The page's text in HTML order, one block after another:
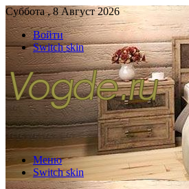
Суббота , 8 Август 2026
Войти
Switch skin
Меню
Switch skin